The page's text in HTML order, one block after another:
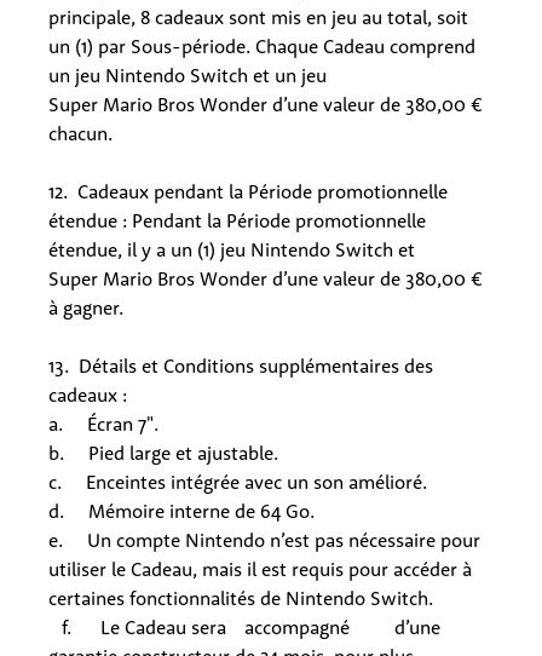
principale, 8 cadeaux sont mis en jeu au total, soit
un (1) par Sous-période. Chaque Cadeau comprend
un jeu Nintendo Switch et un jeu
Super Mario Bros Wonder d’une valeur de 380,00 €
chacun.
12. Cadeaux pendant la Période promotionnelle
étendue : Pendant la Période promotionnelle
étendue, il y a un (1) jeu Nintendo Switch et
Super Mario Bros Wonder d’une valeur de 380,00 €
à gagner.
13. Détails et Conditions supplémentaires des
cadeaux :
a. Écran 7".
b. Pied large et ajustable.
c. Enceintes intégrée avec un son amélioré.
d. Mémoire interne de 64 Go.
e. Un compte Nintendo n’est pas nécessaire pour
utiliser le Cadeau, mais il est requis pour accéder à
certaines fonctionnalités de Nintendo Switch.
f. Le Cadeau sera
accompagné
d’une